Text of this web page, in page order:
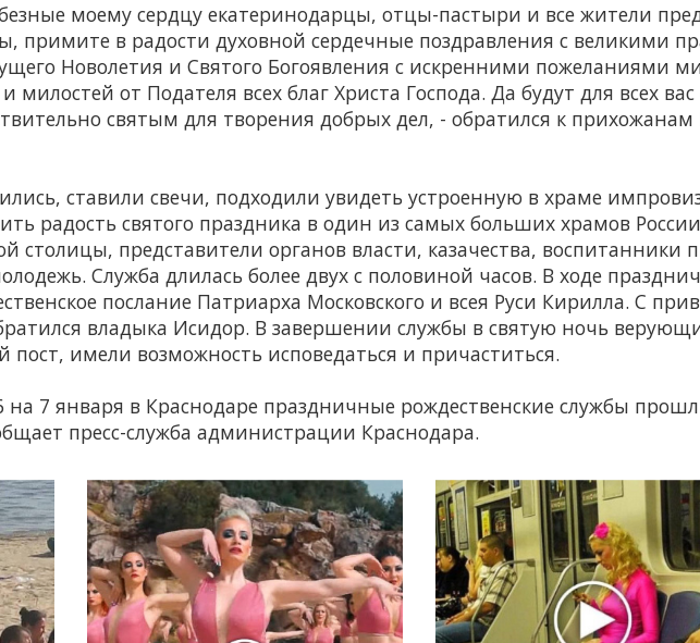
моему сердцу екатеринодарцы, отцы-пастыри и все жители
примите в радости духовной сердечные поздравления с великими
Новолетия и Святого Богоявления с искренними пожеланиями
милостей от Подателя всех благ Христа Господа. Да будут для всех
святым для творения добрых дел, - обратился к
ставили свечи, подходили увидеть устроенную в храме
радость святого праздника в один из самых больших храмов
столицы, представители органов власти, казачества, воспитанники
Служба длилась более двух с половиной часов. В ходе
послание Патриарха Московского и всея Руси Кирилла. С
владыка Исидор. В завершении службы в святую ночь
пост, имели возможность исповедаться и причаститься.
на 7 января в Краснодаре праздничные рождественские службы
пресс-служба администрации Краснодара.